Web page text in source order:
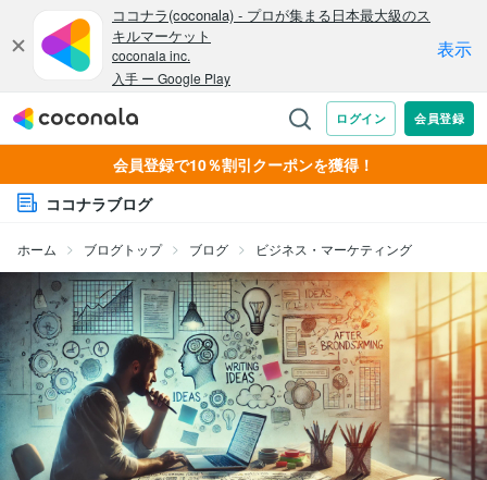
会員登録で10％割引クーポンを獲得！
ココナラブログ
ホーム ブログトップ ブログ ビジネス・マーケティング